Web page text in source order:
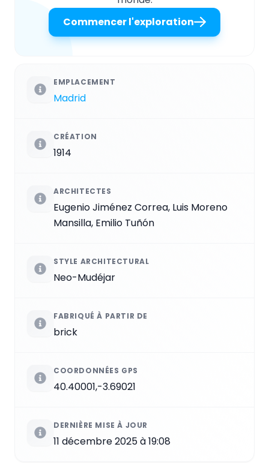
Commencer l'exploration
EMPLACEMENT
Madrid
CRÉATION
1914
ARCHITECTES
Eugenio Jiménez Correa, Luis Moreno
Mansilla, Emilio Tuñón
STYLE ARCHITECTURAL
Neo-Mudéjar
FABRIQUÉ À PARTIR DE
brick
COORDONNÉES GPS
40.40001,-3.69021
DERNIÈRE MISE À JOUR
11 décembre 2025 à 19:08